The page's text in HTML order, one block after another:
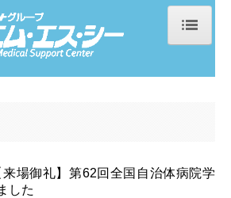
来場御礼】第62回全国自治体病院学
した